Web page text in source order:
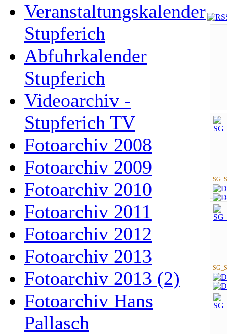
Veranstaltungskalender
Stupferich
Abfuhrkalender
Stupferich
Videoarchiv -
Stupferich TV
Fotoarchiv 2008
Fotoarchiv 2009
Fotoarchiv 2010
Fotoarchiv 2011
Fotoarchiv 2012
Fotoarchiv 2013
Fotoarchiv 2013 (2)
Fotoarchiv Hans
Pallasch